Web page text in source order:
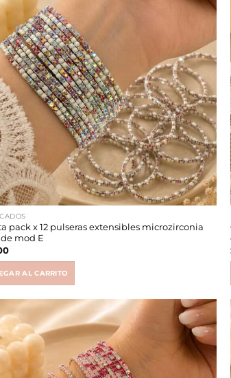
pack x 12 pulseras extensibles microzirconia
mod E
AL CARRITO